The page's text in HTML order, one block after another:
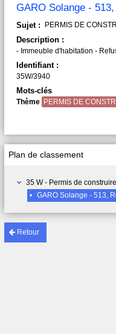
Retour
Plan de classement
35 W - Permis de construire
•
GARO Solange - 513,
GARO Solange -
Sujet : PERMIS DE
Description :
- Immeuble d'habitation -
Identifiant :
35W/3940
Mots-clés
Thème PERMIS DE